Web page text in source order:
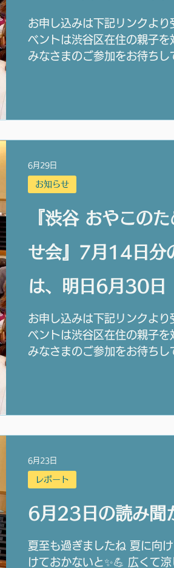
までです。
お申し込みは下記リンクよ
ベントは渋谷区在住の親子を
みなさまのご参加をお待ちし
『渋谷 おやこの
せ会』7月14日分
は、明日6月30日
までです。
お申し込みは下記リンクよ
ベントは渋谷区在住の親子を
みなさまのご参加をお待ちし
お知らせ
6月29日
6月23日の読み聞
夏至も過ぎましたね 夏に向
けておかないと✨💪 広くて
レポート
6月23日